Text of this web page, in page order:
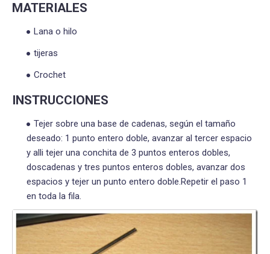
MATERIALES
Lana o hilo
tijeras
Crochet
INSTRUCCIONES
Tejer sobre una base de cadenas, según el tamaño
deseado: 1 punto entero doble, avanzar al tercer espacio
y alli tejer una conchita de 3 puntos enteros dobles,
doscadenas y tres puntos enteros dobles, avanzar dos
espacios y tejer un punto entero doble.Repetir el paso 1
en toda la fila.